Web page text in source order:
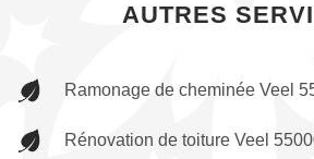
AUTRES
Ramonage de cheminée Veel
Rénovation de toiture Veel